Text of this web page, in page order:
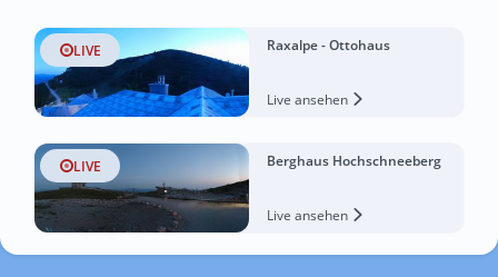
LIVE Raxalpe - Ottohaus
Live ansehen
LIVE Berghaus Hochschneeberg
Live ansehen